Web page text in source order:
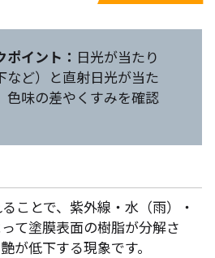
イント： 日光が当たり
など）と直射日光が当た
色味の差やくすみを確認
ことで、紫外線・水（雨）・
て塗膜表面の樹脂が分解さ
が低下する現象です。